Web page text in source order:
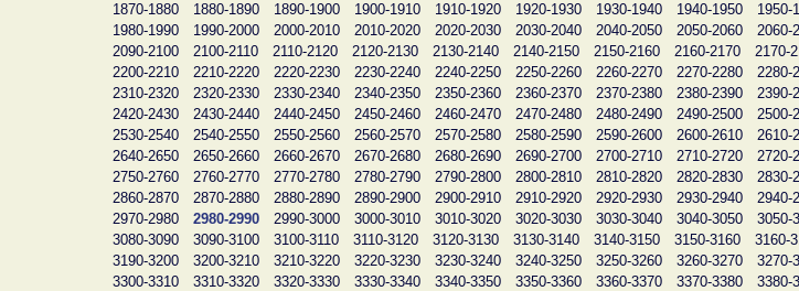
1870-1880
1880-1890 1890-1900 1900-1910 1910-1920 1920-1930 1930-1940 1940-1950 1950-
1980-1990
1990-2000 2000-2010 2010-2020 2020-2030 2030-2040 2040-2050 2050-2060 2060-
2090-2100
2100-2110 2110-2120 2120-2130 2130-2140 2140-2150 2150-2160 2160-2170 2170-
2200-2210
2210-2220 2220-2230 2230-2240 2240-2250 2250-2260 2260-2270 2270-2280 2280-
2310-2320
2320-2330 2330-2340 2340-2350 2350-2360 2360-2370 2370-2380 2380-2390 2390-
2420-2430
2430-2440 2440-2450 2450-2460 2460-2470 2470-2480 2480-2490 2490-2500 2500-
2530-2540
2540-2550 2550-2560 2560-2570 2570-2580 2580-2590 2590-2600 2600-2610 2610-
2640-2650
2650-2660 2660-2670 2670-2680 2680-2690 2690-2700 2700-2710 2710-2720 2720-
2750-2760
2760-2770 2770-2780 2780-2790 2790-2800 2800-2810 2810-2820 2820-2830 2830-
2860-2870
2870-2880 2880-2890 2890-2900 2900-2910 2910-2920 2920-2930 2930-2940 2940-
2970-2980
2980-2990 2990-3000 3000-3010 3010-3020 3020-3030 3030-3040 3040-3050 3050-
3080-3090
3090-3100 3100-3110 3110-3120 3120-3130 3130-3140 3140-3150 3150-3160 3160-
3190-3200
3200-3210 3210-3220 3220-3230 3230-3240 3240-3250 3250-3260 3260-3270 3270-
3300-3310
3310-3320 3320-3330 3330-3340 3340-3350 3350-3360 3360-3370 3370-3380 3380-